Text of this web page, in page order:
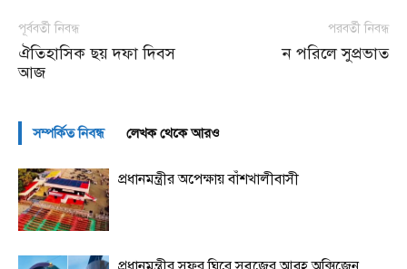
পূর্ববর্তী নিবন্ধ
ঐতিহাসিক ছয় দফা দিবস
আজ
পরবর্তী নিবন্ধ
ন পরিলে সুপ্রভাত
সম্পর্কিত নিবন্ধ লেখক থেকে আরও
প্রধানমন্ত্রীর অপেক্ষায় বাঁশখালীবাসী